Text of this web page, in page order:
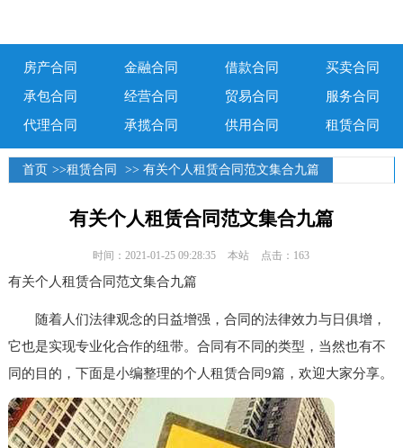
房产合同 金融合同 借款合同
买卖合同
承包合同
经营合同 贸易合同
服务合同
代理合同
承揽合同 供用合同 租赁合同
首页 >>租赁合同 >> 有关个人租赁合同范文集合九篇
有关个人租赁合同范文集合九篇
时间：2021-01-25 09:28:35 本站 点击：163
有关个人租赁合同范文集合九篇
随着人们法律观念的日益增强，合同的法律效力与日俱增，
它也是实现专业化合作的纽带。合同有不同的类型，当然也有不
同的目的，下面是小编整理的个人租赁合同9篇，欢迎大家分享。